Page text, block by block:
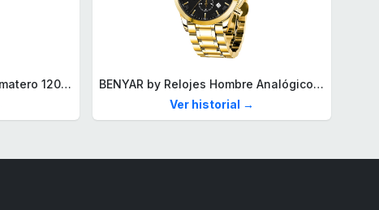
BRA Signature | Cuchillo tomatero 120 mm, Acero Inoxidable alemán forjado con Molibdeno Vanadio, Mango Remachado ABS, Diseño Ergonómico, Hoja 1,6 mm espesor
BENYAR by Relojes Hombre Analógico Cuarzo Cronografo Impermeable Luminoso Fecha Moda Casual Reloj de Pulsera Elegante Regalo para Hombre
Ver historial →